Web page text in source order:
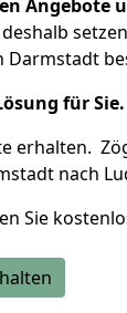
Angebote
für Sie.
erhalten.
nach
Sie